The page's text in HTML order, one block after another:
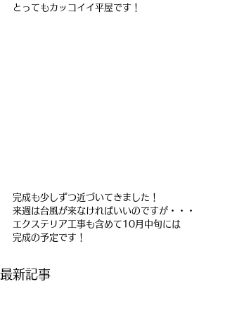
とってもカッコイイ平屋です！
完成も少しずつ近づいてきました！
来週は台風が来なければいいのですが・・・
エクステリア工事も含めて10月中旬には
完成の予定です！
最新記事